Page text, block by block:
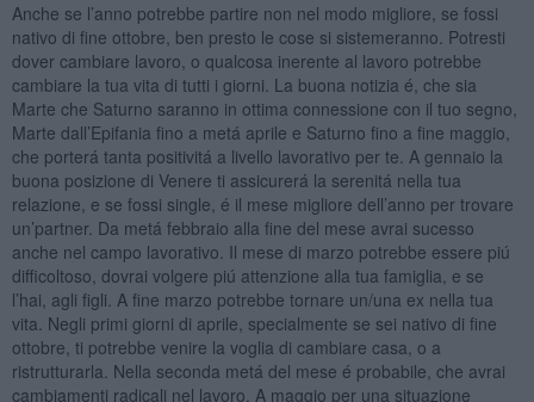
Anche se l’anno potrebbe partire non nel modo migliore, se fossi
nativo di fine ottobre, ben presto le cose si sistemeranno. Potresti
dover cambiare lavoro, o qualcosa inerente al lavoro potrebbe
cambiare la tua vita di tutti i giorni. La buona notizia é, che sia
Marte che Saturno saranno in ottima connessione con il tuo segno,
Marte dall’Epifania fino a metá aprile e Saturno fino a fine maggio,
che porterá tanta positivitá a livello lavorativo per te. A gennaio la
buona posizione di Venere ti assicurerá la serenitá nella tua
relazione, e se fossi single, é il mese migliore dell’anno per trovare
un’partner. Da metá febbraio alla fine del mese avrai sucesso
anche nel campo lavorativo. Il mese di marzo potrebbe essere piú
difficoltoso, dovrai volgere piú attenzione alla tua famiglia, e se
l’hai, agli figli. A fine marzo potrebbe tornare un/una ex nella tua
vita. Negli primi giorni di aprile, specialmente se sei nativo di fine
ottobre, ti potrebbe venire la voglia di cambiare casa, o a
ristrutturarla. Nella seconda metá del mese é probabile, che avrai
cambiamenti radicali nel lavoro. A maggio per una situazione